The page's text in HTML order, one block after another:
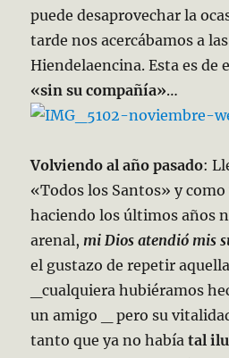
puede desaprovechar la
tarde nos acercábamos a
Hiendelaencina. Esta es de
«sin su compañía»…
Volviendo al año pasado:
«Todos los Santos» y
haciendo los últimos años
arenal, mi Dios atendió mis
el gustazo de repetir
_cualquiera hubiéramos
un amigo _ pero su
tanto que ya no habíatal